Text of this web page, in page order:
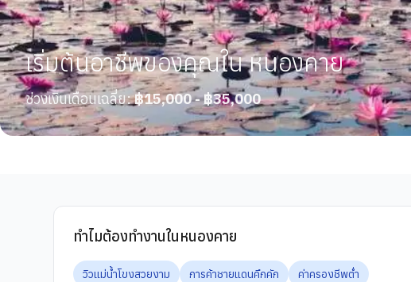
เริ่มต้นอาชีพของคุณใน หนองคาย
ช่วงเงินเดือนเฉลี่ย:฿15,000 - ฿35,000
ทำไมต้องทำงานในหนองคาย
วิวแม่น้ำโขงสวยงาม การค้าชายแดนคึกคัก
ค่าครองชีพต่ำ